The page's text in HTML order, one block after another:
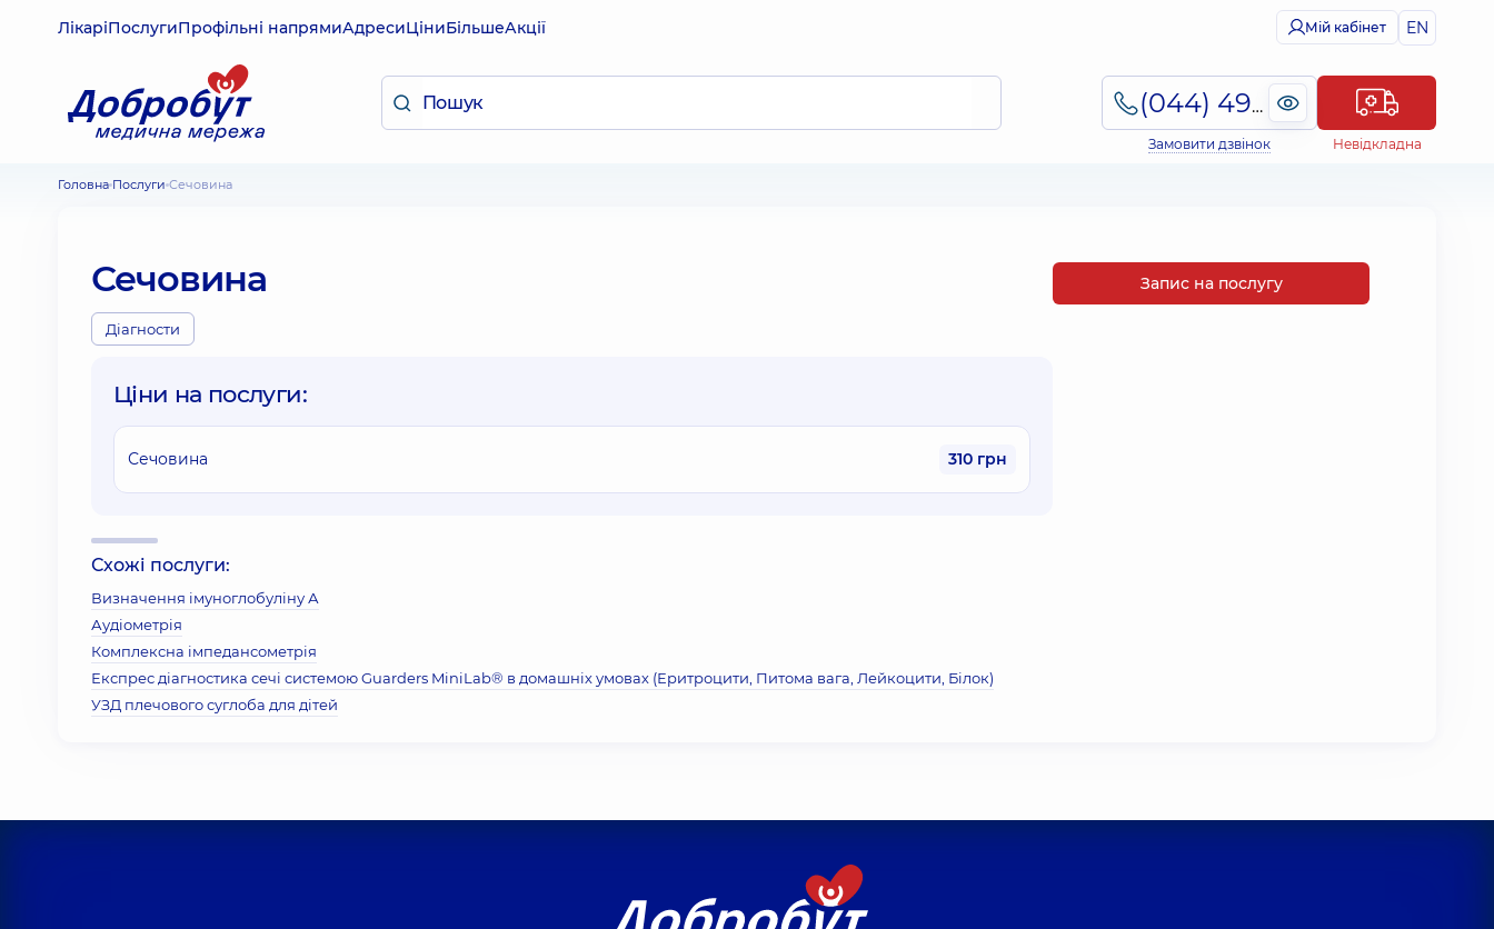
ЛікаріПослугиПрофільні напрямиАдресиЦіниБільшеАкції Мій кабінет EN
(044) 495-2-888
Замовити дзвінок Невідкладна
Головна Послуги Сечовина
Сечовина
Діагности
Ціни на послуги:
Сечовина 310 грн
Схожі послуги:
Визначення імуноглобуліну А
Аудіометрія
Комплексна імпедансометрія
Експрес діагностика сечі системою Guarders MiniLab® в домашніх умовах (Еритроцити, Питома вага, Лейкоцити, Бiлок)
УЗД плечового суглоба для дітей
Запис на послугу